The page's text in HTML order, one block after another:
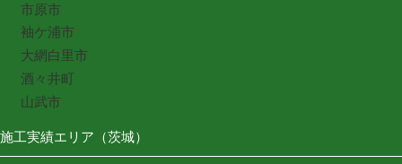
市原市
袖ケ浦市
大網白里市
酒々井町
山武市
施工実績エリア（茨城）